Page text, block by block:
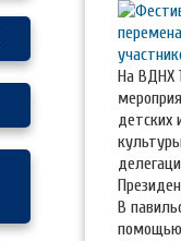
На ВДНХ
детских
В
помощью